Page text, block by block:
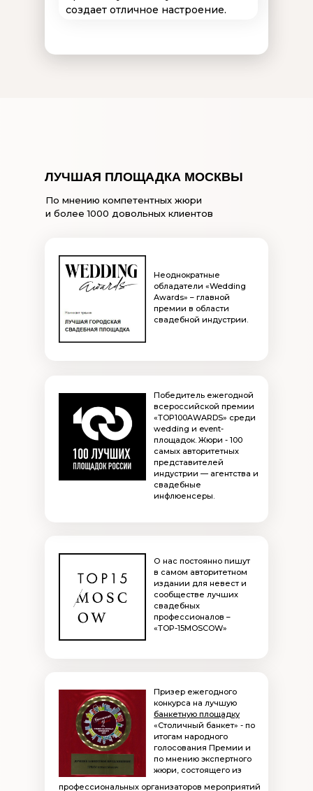
создает отличное настроение.
ЛУЧШАЯ ПЛОЩАДКА МОСКВЫ
По мнению компетентных жюри
и более 1000 довольных клиентов
Неоднократные
обладатели «Wedding
Awards» – главной
премии в области
свадебной индустрии.
О нас постоянно пишут
в самом авторитетном
издании для невест и
сообществе лучших
свадебных
профессионалов –
«TOP-15MOSCOW»
Победитель ежегодной
всероссийской премии
«TOP100AWARDS» среди
wedding и event-
площадок. Жюри - 100
самых авторитетных
представителей
индустрии — агентства и
свадебные
инфлюенсеры.
Призер ежегодного
конкурса на лучшую
банкетную площадку
«Столичный банкет» - по
итогам народного
голосования Премии и
по мнению экспертного
жюри, состоящего из
профессиональных организаторов мероприятий